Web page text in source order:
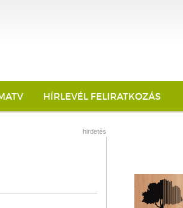
HÍRLEVÉL FELIRATKOZÁS
hirdetés